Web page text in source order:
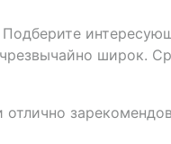
широк.
отлично